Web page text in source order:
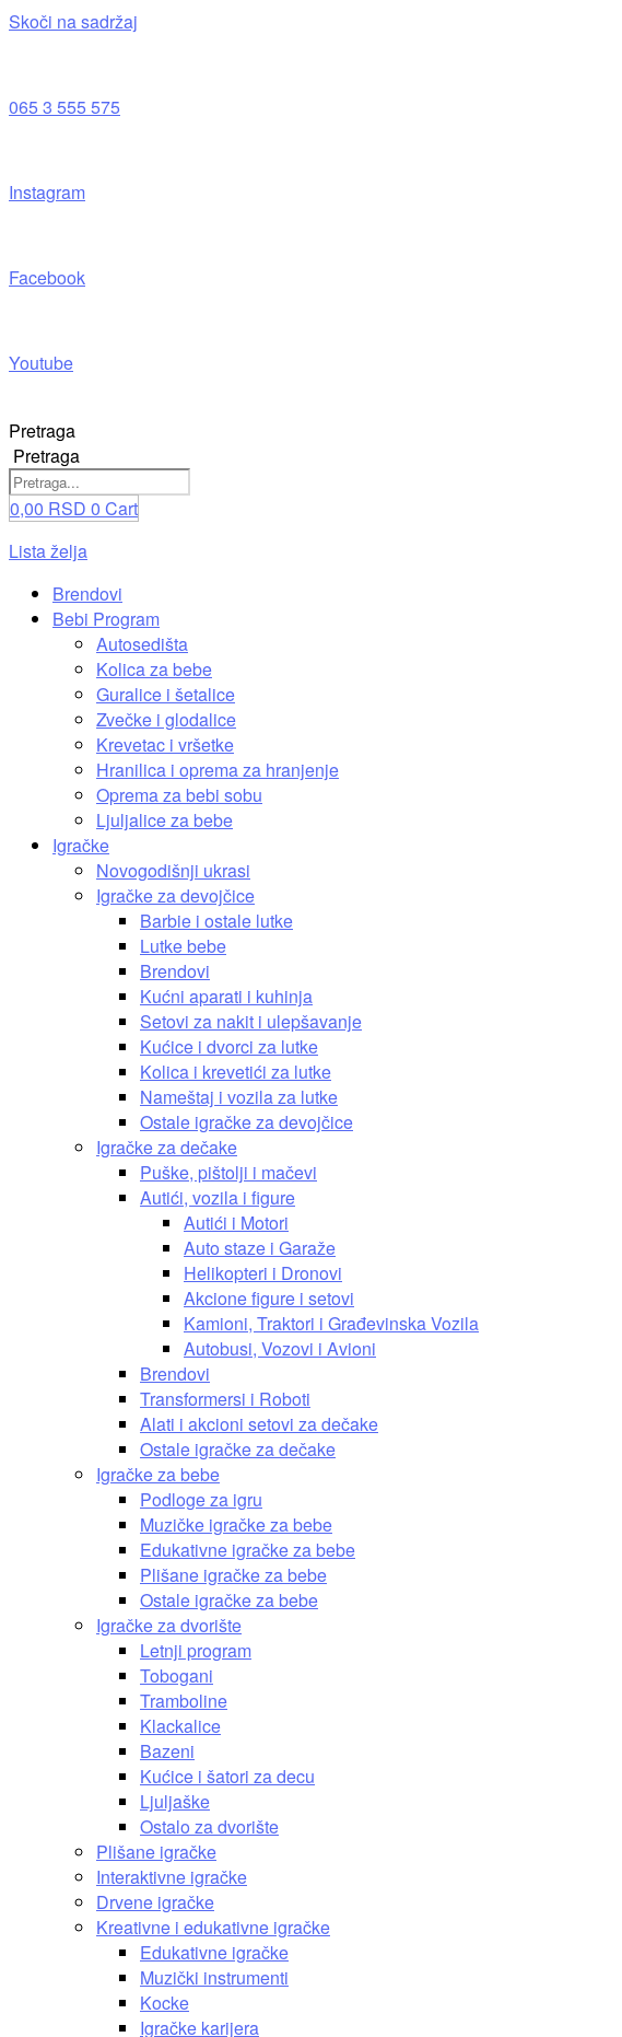
Skoči na sadržaj
065 3 555 575
Instagram
Facebook
Youtube
Pretraga
Pretraga
0,00 RSD 0 Cart
Lista želja
Brendovi
Bebi Program
Autosedišta
Kolica za bebe
Guralice i šetalice
Zvečke i glodalice
Krevetac i vršetke
Hranilica i oprema za hranjenje
Oprema za bebi sobu
Ljuljalice za bebe
Igračke
Novogodišnji ukrasi
Igračke za devojčice
Barbie i ostale lutke
Lutke bebe
Brendovi
Kućni aparati i kuhinja
Setovi za nakit i ulepšavanje
Kućice i dvorci za lutke
Kolica i krevetići za lutke
Nameštaj i vozila za lutke
Ostale igračke za devojčice
Igračke za dečake
Puške, pištolji i mačevi
Autići, vozila i figure
Autići i Motori
Auto staze i Garaže
Helikopteri i Dronovi
Akcione figure i setovi
Kamioni, Traktori i Građevinska Vozila
Autobusi, Vozovi i Avioni
Brendovi
Transformersi i Roboti
Alati i akcioni setovi za dečake
Ostale igračke za dečake
Igračke za bebe
Podloge za igru
Muzičke igračke za bebe
Edukativne igračke za bebe
Plišane igračke za bebe
Ostale igračke za bebe
Igračke za dvorište
Letnji program
Tobogani
Tramboline
Klackalice
Bazeni
Kućice i šatori za decu
Ljuljaške
Ostalo za dvorište
Plišane igračke
Interaktivne igračke
Drvene igračke
Kreativne i edukativne igračke
Edukativne igračke
Muzički instrumenti
Kocke
Igračke karijera